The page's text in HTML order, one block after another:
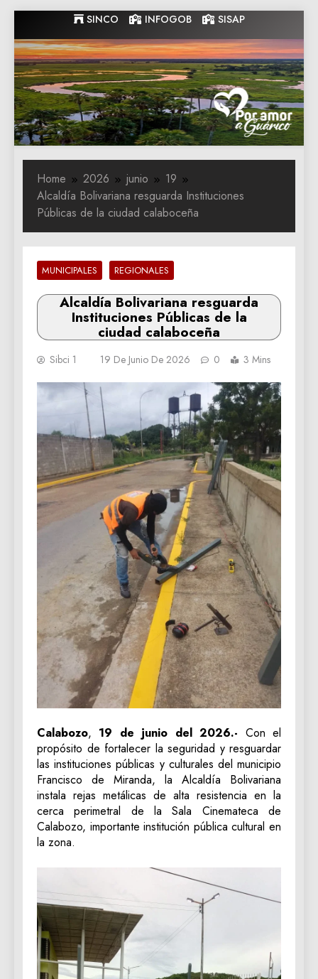
to
content
SINCO INFOGOB SISAP
Gobernacion
de Guarico
Gobernacion de Guarico
Home 2026 junio
19
Alcaldía Bolivariana resguarda Instituciones
Públicas de la ciudad calaboceña
MUNICIPALES REGIONALES
Alcaldía Bolivariana resguarda
Instituciones Públicas de la
ciudad calaboceña
Sibci 1 19 De Junio De 2026 0 3 Mins
Calabozo, 19 de junio del 2026.- Con el
propósito de fortalecer la seguridad y resguardar
las instituciones públicas y culturales del municipio
Francisco de Miranda, la Alcaldía Bolivariana
instala rejas metálicas de alta resistencia en la
cerca perimetral de la Sala Cinemateca de
Calabozo, importante institución pública cultural en
la zona.